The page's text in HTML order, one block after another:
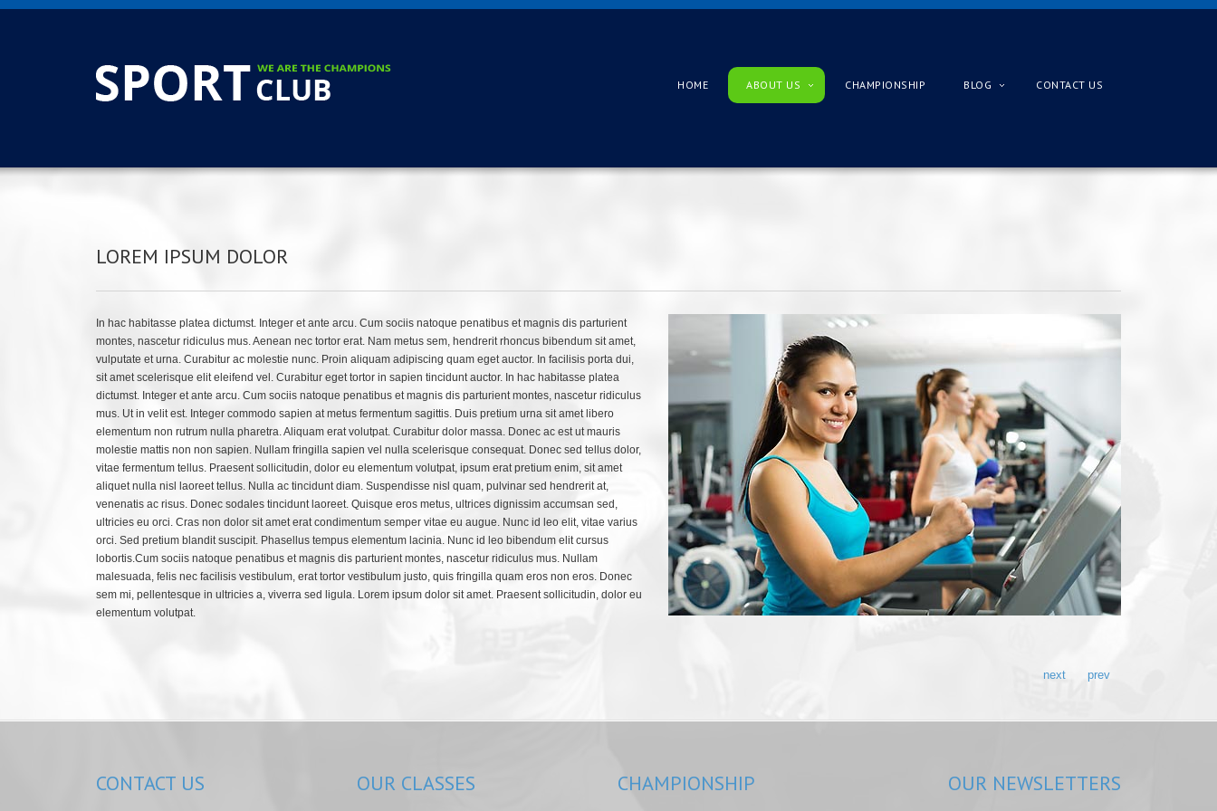
HOME ABOUT US CHAMPIONSHIP BLOG CONTACT US
LOREM IPSUM DOLOR
In hac habitasse platea dictumst. Integer et ante arcu. Cum sociis natoque penatibus et magnis dis parturient
montes, nascetur ridiculus mus. Aenean nec tortor erat. Nam metus sem, hendrerit rhoncus bibendum sit amet,
vulputate et urna. Curabitur ac molestie nunc. Proin aliquam adipiscing quam eget auctor. In facilisis porta dui,
sit amet scelerisque elit eleifend vel. Curabitur eget tortor in sapien tincidunt auctor. In hac habitasse platea
dictumst. Integer et ante arcu. Cum sociis natoque penatibus et magnis dis parturient montes, nascetur ridiculus
mus. Ut in velit est. Integer commodo sapien at metus fermentum sagittis. Duis pretium urna sit amet libero
elementum non rutrum nulla pharetra. Aliquam erat volutpat. Curabitur dolor massa. Donec ac est ut mauris
molestie mattis non non sapien. Nullam fringilla sapien vel nulla scelerisque consequat. Donec sed tellus dolor,
vitae fermentum tellus. Praesent sollicitudin, dolor eu elementum volutpat, ipsum erat pretium enim, sit amet
aliquet nulla nisl laoreet tellus. Nulla ac tincidunt diam. Suspendisse nisl quam, pulvinar sed hendrerit at,
venenatis ac risus. Donec sodales tincidunt laoreet. Quisque eros metus, ultrices dignissim accumsan sed,
ultricies eu orci. Cras non dolor sit amet erat condimentum semper vitae eu augue. Nunc id leo elit, vitae varius
orci. Sed pretium blandit suscipit. Phasellus tempus elementum lacinia. Nunc id leo bibendum elit cursus
lobortis.Cum sociis natoque penatibus et magnis dis parturient montes, nascetur ridiculus mus. Nullam
malesuada, felis nec facilisis vestibulum, erat tortor vestibulum justo, quis fringilla quam eros non eros. Donec
sem mi, pellentesque in ultricies a, viverra sed ligula. Lorem ipsum dolor sit amet. Praesent sollicitudin, dolor eu
elementum volutpat.
prev
next
CONTACT US OUR CLASSES CHAMPIONSHIP OUR NEWSLETTERS